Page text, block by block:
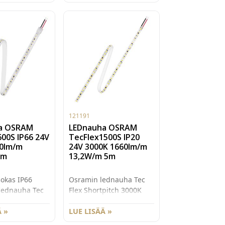
ei ole johtoja
siihen voi
johdot.
max.
OSRAM
IP66 24V
m
IP66
Tec
TFP600S-G1-
»
121191
LEDnauha OSRAM
TecFlex1500S IP20
24V 3000K 1660lm/m
13,2W/m 5m
Osramin lednauha Tec
Flex Shortpitch 3000K
TF1500S-G1-830
LUE LISÄÄ »